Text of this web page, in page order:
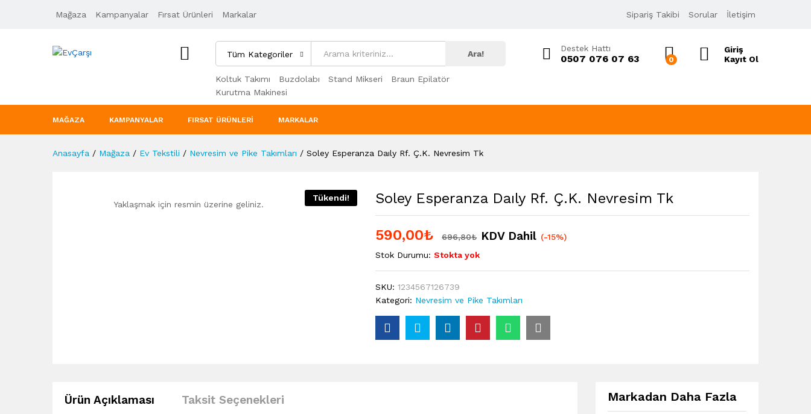
Mağaza Kampanyalar Fırsat Ürünleri Markalar Sipariş Takibi Sorular İletişim
Tüm Kategoriler Ara!
Koltuk Takımı Buzdolabı Stand Mikseri
Braun Epilatör
Kurutma Makinesi
Destek Hattı
0507 076 07 63 0
Giriş
Kayıt Ol
MAĞAZA KAMPANYALAR FIRSAT ÜRÜNLERI MARKALAR
Anasayfa / Mağaza / Ev Tekstili / Nevresim ve Pike Takımları / Soley Esperanza Daıly Rf. Ç.K. Nevresim Tk
Tükendi!
Yaklaşmak için resmin üzerine geliniz. Soley Esperanza Daıly Rf. Ç.K. Nevresim Tk
590,00₺ 696,80₺ KDV Dahil (-15%)
Stok Durumu: Stokta yok
SKU:1234567126739
Kategori: Nevresim ve Pike Takımları
Ürün Açıklaması Taksit Seçenekleri Markadan Daha Fazla
Ürün Açıklaması Taksit Seçenekleri 696,80